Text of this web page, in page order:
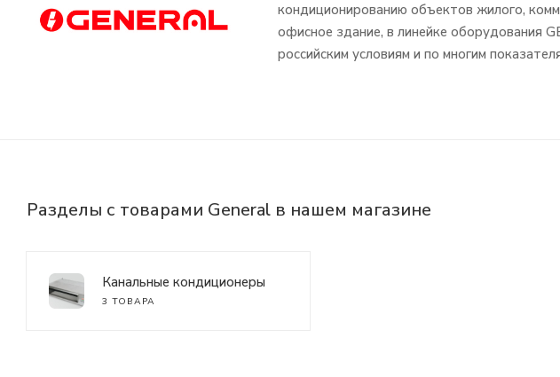
кондиционированию объектов жилого,
офисное здание, в линейке оборудования
российским условиям и по многим
Разделы с товарами General в нашем магазине
Канальные кондиционеры
3 ТОВАРА